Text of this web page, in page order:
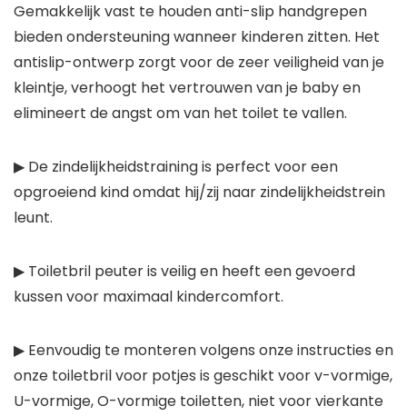
Gemakkelijk vast te houden anti-slip handgrepen
bieden ondersteuning wanneer kinderen zitten. Het
antislip-ontwerp zorgt voor de zeer veiligheid van je
kleintje, verhoogt het vertrouwen van je baby en
elimineert de angst om van het toilet te vallen.
▶ De zindelijkheidstraining is perfect voor een
opgroeiend kind omdat hij/zij naar zindelijkheidstrein
leunt.
▶ Toiletbril peuter is veilig en heeft een gevoerd
kussen voor maximaal kindercomfort.
▶ Eenvoudig te monteren volgens onze instructies en
onze toiletbril voor potjes is geschikt voor v-vormige,
U-vormige, O-vormige toiletten, niet voor vierkante